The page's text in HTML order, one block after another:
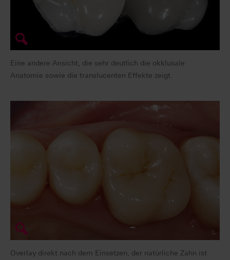
Eine andere Ansicht, die sehr deutlich die okklusale
Anatomie sowie die translucenten Effekte zeigt.
Overlay direkt nach dem Einsetzen, der natürliche Zahn ist